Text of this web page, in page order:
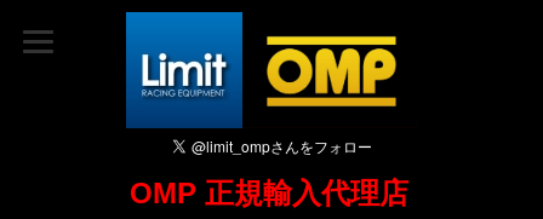
OMP 正規輸入代理店